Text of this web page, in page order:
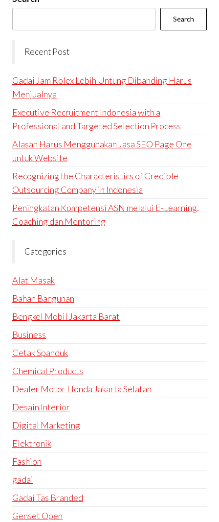
Search
Recent Post
Gadai Jam Rolex Lebih Untung Dibanding Harus
Menjualnya
Executive Recruitment Indonesia with a
Professional and Targeted Selection Process
Alasan Harus Menggunakan Jasa SEO Page One
untuk Website
Recognizing the Characteristics of Credible
Outsourcing Company in Indonesia
Peningkatan Kompetensi ASN melalui E-Learning,
Coaching dan Mentoring
Categories
Alat Masak
Bahan Bangunan
Bengkel Mobil Jakarta Barat
Business
Cetak Spanduk
Chemical Products
Dealer Motor Honda Jakarta Selatan
Desain Interior
Digital Marketing
Elektronik
Fashion
gadai
Gadai Tas Branded
Genset Open